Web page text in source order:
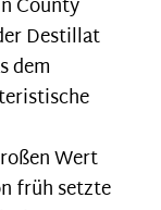
County
Destillat
dem
Wert
früh setzte